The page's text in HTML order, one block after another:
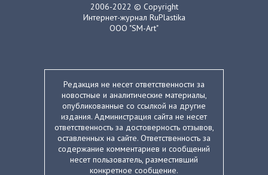
2006-2022 © Copyright
Интернет-журнал RuPlastika
ООО "SM-Art"
Редакция не несет ответственности за
новостные и аналитические материалы,
опубликованные со ссылкой на другие
издания. Администрация сайта не несет
ответственность за достоверность отзывов,
оставленных на сайте. Ответственность за
содержание комментариев и сообщений
несет пользователь, разместивший
конкретное сообщение.